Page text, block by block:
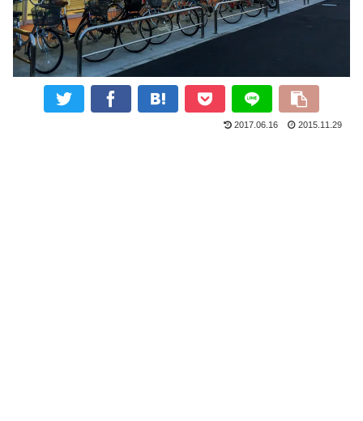
2017.06.16 2015.11.29